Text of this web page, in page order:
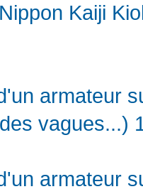
Kaiji
armateur
vagues...)
armateur